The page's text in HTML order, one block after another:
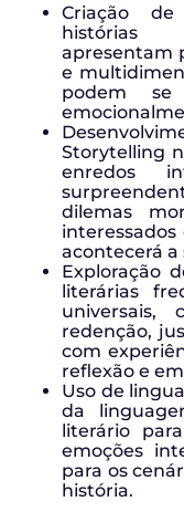
Criação de
histórias
apresentam
e
podem
Storytelling
enredos
dilemas
acontecerá a
Exploração
literárias
universais,
redenção,
com
reflexão e
Uso de
da
literário
emoções
para os
história.